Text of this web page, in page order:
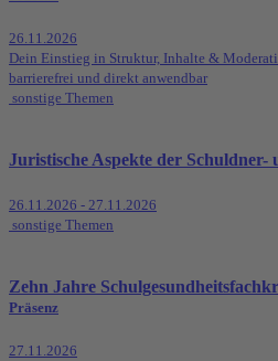
26.11.2026
Dein Einstieg in Struktur, Inhalte &
barrierefrei und direkt anwendbar
sonstige Themen
Juristische Aspekte der Schuldner-
26.11.2026 - 27.11.2026
sonstige Themen
Zehn Jahre
Präsenz
27.11.2026